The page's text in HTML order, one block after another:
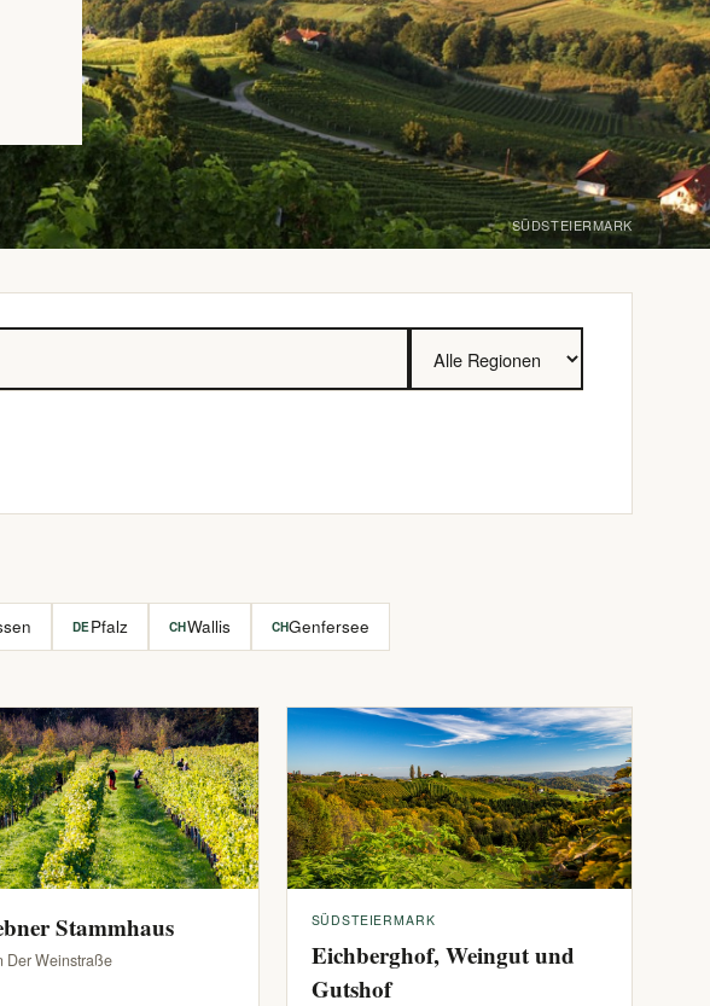
SÜDSTEIERMARK
DE Pfalz CHWallis CHGenfersee
Stammhaus
Der Weinstraße
SÜDSTEIERMARK
Eichberghof, Weingut und
Gutshof